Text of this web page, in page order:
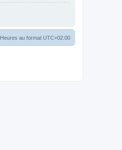
Heures au format UTC+02:00